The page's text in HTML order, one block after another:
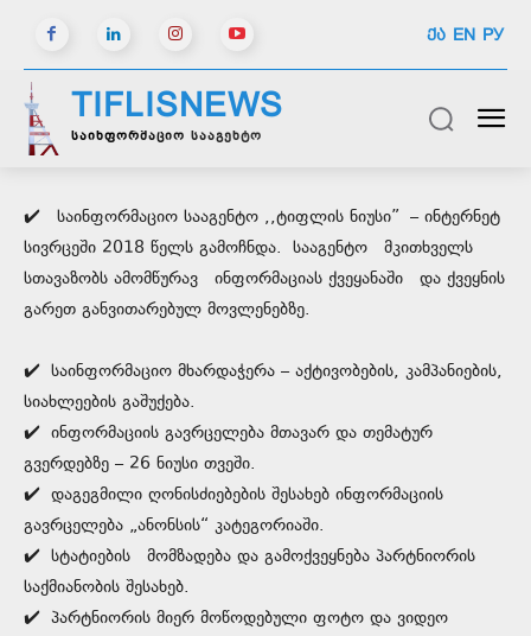
ᲥᲐ EN РУ
TIFLISNEWS
საინფორმაციო სააგენტო
✔️ საინფორმაციო სააგენტო ,,ტიფლის ნიუსი” – ინტერნეტ
სივრცეში 2018 წელს გამოჩნდა. სააგენტო მკითხველს
სთავაზობს ამომწურავ ინფორმაციას ქვეყანაში და ქვეყნის
გარეთ განვითარებულ მოვლენებზე.
✔️ საინფორმაციო მხარდაჭერა – აქტივობების, კამპანიების,
სიახლეების გაშუქება.
✔️ ინფორმაციის გავრცელება მთავარ და თემატურ
გვერდებზე – 26 ნიუსი თვეში.
✔️ დაგეგმილი ღონისძიებების შესახებ ინფორმაციის
გავრცელება „ანონსის“ კატეგორიაში.
✔️ სტატიების მომზადება და გამოქვეყნება პარტნიორის
საქმიანობის შესახებ.
✔️ პარტნიორის მიერ მოწოდებული ფოტო და ვიდეო